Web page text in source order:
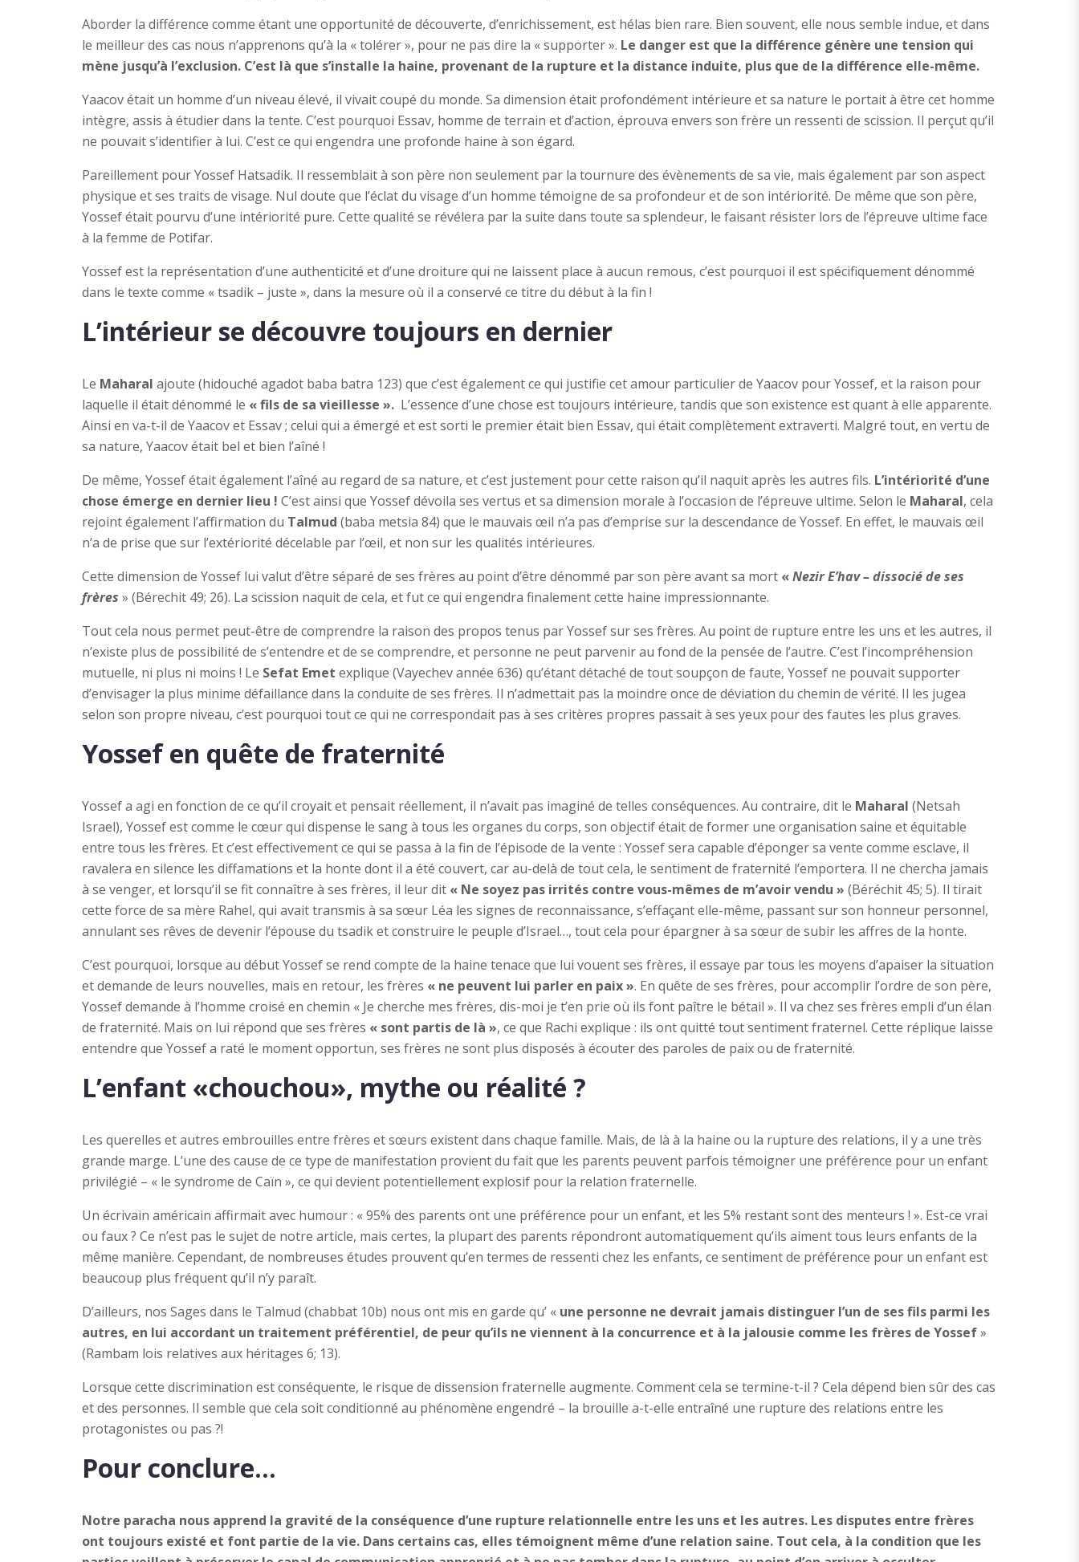
Aborder la différence comme étant une opportunité de découverte, d’enrichissement, est hélas bien rare. Bien souvent, elle nous semble indue, et dans
le meilleur des cas nous n’apprenons qu’à la « tolérer », pour ne pas dire la « supporter ». Le danger est que la différence génère une tension qui
mène jusqu’à l’exclusion. C’est là que s’installe la haine, provenant de la rupture et la distance induite, plus que de la différence elle-même.
Yaacov était un homme d’un niveau élevé, il vivait coupé du monde. Sa dimension était profondément intérieure et sa nature le portait à être cet homme
intègre, assis à étudier dans la tente. C’est pourquoi Essav, homme de terrain et d’action, éprouva envers son frère un ressenti de scission. Il perçut qu’il
ne pouvait s’identifier à lui. C’est ce qui engendra une profonde haine à son égard.
Pareillement pour Yossef Hatsadik. Il ressemblait à son père non seulement par la tournure des évènements de sa vie, mais également par son aspect
physique et ses traits de visage. Nul doute que l’éclat du visage d’un homme témoigne de sa profondeur et de son intériorité. De même que son père,
Yossef était pourvu d’une intériorité pure. Cette qualité se révélera par la suite dans toute sa splendeur, le faisant résister lors de l’épreuve ultime face
à la femme de Potifar.
Yossef est la représentation d’une authenticité et d’une droiture qui ne laissent place à aucun remous, c’est pourquoi il est spécifiquement dénommé
dans le texte comme « tsadik – juste », dans la mesure où il a conservé ce titre du début à la fin !
L’intérieur se découvre toujours en dernier
Le Maharal ajoute (hidouché agadot baba batra 123) que c’est également ce qui justifie cet amour particulier de Yaacov pour Yossef, et la raison pour
laquelle il était dénommé le « fils de sa vieillesse ». L’essence d’une chose est toujours intérieure, tandis que son existence est quant à elle apparente.
Ainsi en va-t-il de Yaacov et Essav ; celui qui a émergé et est sorti le premier était bien Essav, qui était complètement extraverti. Malgré tout, en vertu de
sa nature, Yaacov était bel et bien l’aîné !
De même, Yossef était également l’aîné au regard de sa nature, et c’est justement pour cette raison qu’il naquit après les autres fils. L’intériorité d’une
chose émerge en dernier lieu ! C’est ainsi que Yossef dévoila ses vertus et sa dimension morale à l’occasion de l’épreuve ultime. Selon le Maharal, cela
rejoint également l’affirmation du Talmud (baba metsia 84) que le mauvais œil n’a pas d’emprise sur la descendance de Yossef. En effet, le mauvais œil
n’a de prise que sur l’extériorité décelable par l’œil, et non sur les qualités intérieures.
Cette dimension de Yossef lui valut d’être séparé de ses frères au point d’être dénommé par son père avant sa mort «Nezir E’hav – dissocié de ses
frères » (Bérechit 49; 26). La scission naquit de cela, et fut ce qui engendra finalement cette haine impressionnante.
Tout cela nous permet peut-être de comprendre la raison des propos tenus par Yossef sur ses frères. Au point de rupture entre les uns et les autres, il
n’existe plus de possibilité de s’entendre et de se comprendre, et personne ne peut parvenir au fond de la pensée de l’autre. C’est l’incompréhension
mutuelle, ni plus ni moins ! Le Sefat Emet explique (Vayechev année 636) qu’étant détaché de tout soupçon de faute, Yossef ne pouvait supporter
d’envisager la plus minime défaillance dans la conduite de ses frères. Il n’admettait pas la moindre once de déviation du chemin de vérité. Il les jugea
selon son propre niveau, c’est pourquoi tout ce qui ne correspondait pas à ses critères propres passait à ses yeux pour des fautes les plus graves.
Yossef en quête de fraternité
Yossef a agi en fonction de ce qu’il croyait et pensait réellement, il n’avait pas imaginé de telles conséquences. Au contraire, dit le Maharal (Netsah
Israel), Yossef est comme le cœur qui dispense le sang à tous les organes du corps, son objectif était de former une organisation saine et équitable
entre tous les frères. Et c’est effectivement ce qui se passa à la fin de l’épisode de la vente : Yossef sera capable d’éponger sa vente comme esclave, il
ravalera en silence les diffamations et la honte dont il a été couvert, car au-delà de tout cela, le sentiment de fraternité l’emportera. Il ne chercha jamais
à se venger, et lorsqu’il se fit connaître à ses frères, il leur dit « Ne soyez pas irrités contre vous-mêmes de m’avoir vendu » (Béréchit 45; 5). Il tirait
cette force de sa mère Rahel, qui avait transmis à sa sœur Léa les signes de reconnaissance, s’effaçant elle-même, passant sur son honneur personnel,
annulant ses rêves de devenir l’épouse du tsadik et construire le peuple d’Israel…, tout cela pour épargner à sa sœur de subir les affres de la honte.
C’est pourquoi, lorsque au début Yossef se rend compte de la haine tenace que lui vouent ses frères, il essaye par tous les moyens d’apaiser la situation
et demande de leurs nouvelles, mais en retour, les frères « ne peuvent lui parler en paix ». En quête de ses frères, pour accomplir l’ordre de son père,
Yossef demande à l’homme croisé en chemin « Je cherche mes frères, dis-moi je t’en prie où ils font paître le bétail ». Il va chez ses frères empli d’un élan
de fraternité. Mais on lui répond que ses frères « sont partis de là », ce que Rachi explique : ils ont quitté tout sentiment fraternel. Cette réplique laisse
entendre que Yossef a raté le moment opportun, ses frères ne sont plus disposés à écouter des paroles de paix ou de fraternité.
L’enfant «chouchou», mythe ou réalité ?
Les querelles et autres embrouilles entre frères et sœurs existent dans chaque famille. Mais, de là à la haine ou la rupture des relations, il y a une très
grande marge. L’une des cause de ce type de manifestation provient du fait que les parents peuvent parfois témoigner une préférence pour un enfant
privilégié – « le syndrome de Caïn », ce qui devient potentiellement explosif pour la relation fraternelle.
Un écrivain américain affirmait avec humour : « 95% des parents ont une préférence pour un enfant, et les 5% restant sont des menteurs ! ». Est-ce vrai
ou faux ? Ce n’est pas le sujet de notre article, mais certes, la plupart des parents répondront automatiquement qu’ils aiment tous leurs enfants de la
même manière. Cependant, de nombreuses études prouvent qu’en termes de ressenti chez les enfants, ce sentiment de préférence pour un enfant est
beaucoup plus fréquent qu’il n’y paraît.
D’ailleurs, nos Sages dans le Talmud (chabbat 10b) nous ont mis en garde qu’ « une personne ne devrait jamais distinguer l’un de ses fils parmi les
autres, en lui accordant un traitement préférentiel, de peur qu’ils ne viennent à la concurrence et à la jalousie comme les frères de Yossef»
(Rambam lois relatives aux héritages 6; 13).
Lorsque cette discrimination est conséquente, le risque de dissension fraternelle augmente. Comment cela se termine-t-il ? Cela dépend bien sûr des cas
et des personnes. Il semble que cela soit conditionné au phénomène engendré – la brouille a-t-elle entraîné une rupture des relations entre les
protagonistes ou pas ?!
Pour conclure…
Notre paracha nous apprend la gravité de la conséquence d’une rupture relationnelle entre les uns et les autres. Les disputes entre frères
ont toujours existé et font partie de la vie. Dans certains cas, elles témoignent même d’une relation saine. Tout cela, à la condition que les